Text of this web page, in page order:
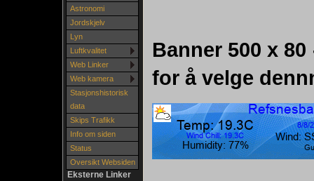
Astronomi
Jordskjelv
Lyn
Luftkvalitet
Web Linker
Web kamera
Stasjonshistorisk
data
Skips Trafikk
Info om siden
Status
Oversikt Websiden
Eksterne Linker
Banner 500 x
for å velge